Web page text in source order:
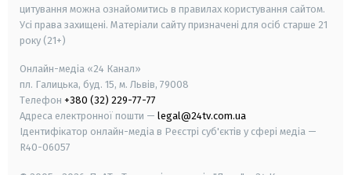
цитування можна ознайомитись в правилах користування сайтом.
Усі права захищені. Матеріали сайту призначені для осіб старше 21
року (21+)
Онлайн-медіа «24 Канал»
пл. Галицька, буд. 15, м. Львів, 79008
Телефон +380 (32) 229-77-77
Адреса електронної пошти — legal@24tv.com.ua
Ідентифікатор онлайн-медіа в Реєстрі суб'єктів у сфері медіа —
R40-06057